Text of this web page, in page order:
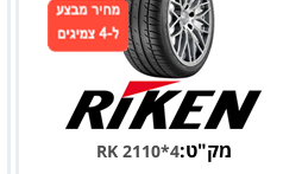
מק"ט:RK 2110*4